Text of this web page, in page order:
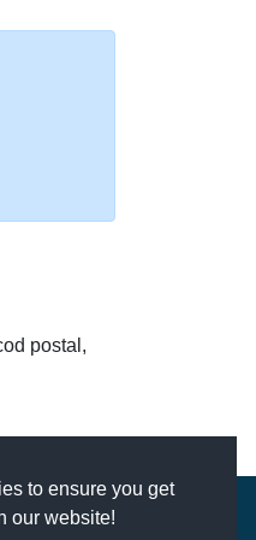
to ensure you get
our website!
postal,